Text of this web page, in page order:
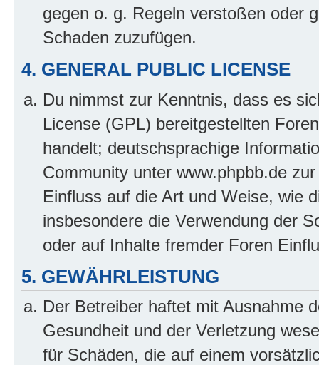
gegen o. g. Regeln verstoßen oder
Schaden zuzufügen.
4. GENERAL PUBLIC LICENSE
Du nimmst zur Kenntnis, dass es
License (GPL) bereitgestellten
handelt; deutschsprachige
Community unter www.phpbb.de
Einfluss auf die Art und Weise, wie
insbesondere die Verwendung der
oder auf Inhalte fremder Foren
5. GEWÄHRLEISTUNG
Der Betreiber haftet mit Ausnahme
Gesundheit und der Verletzung
für Schäden, die auf einem